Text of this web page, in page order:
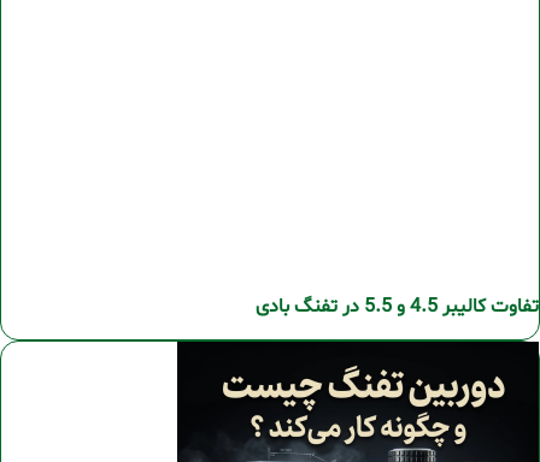
تفاوت کالیبر 4.5 و 5.5 در تفنگ بادی